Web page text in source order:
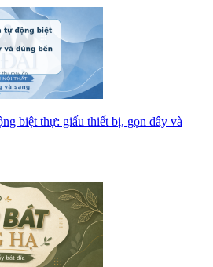
biệt thự: giấu thiết bị, gọn dây và